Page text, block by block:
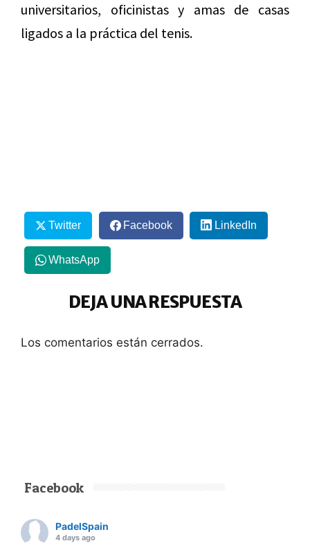
universitarios, oficinistas y amas de casas
ligados a la práctica del tenis.
Twitter Facebook LinkedIn
WhatsApp
DEJA UNA RESPUESTA
Los comentarios están cerrados.
Facebook
PadelSpain
4 days ago